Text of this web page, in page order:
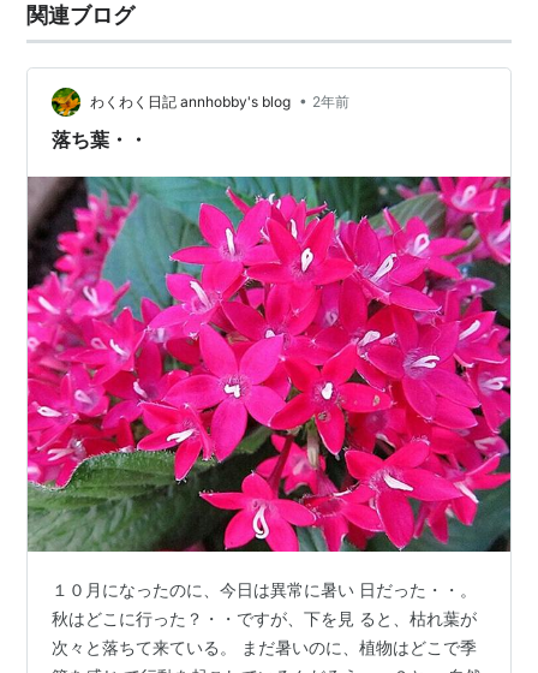
関連ブログ
わくわく日記 annhobby's blog • 2年前
落ち葉・・
１０月になったのに、今日は異常に暑い 日だった・・。
秋はどこに行った？・・ですが、下を見 ると、枯れ葉が
次々と落ちて来ている。 まだ暑いのに、植物はどこで季